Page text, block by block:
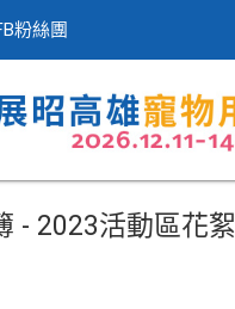
粉絲團
- 2023活動區花絮